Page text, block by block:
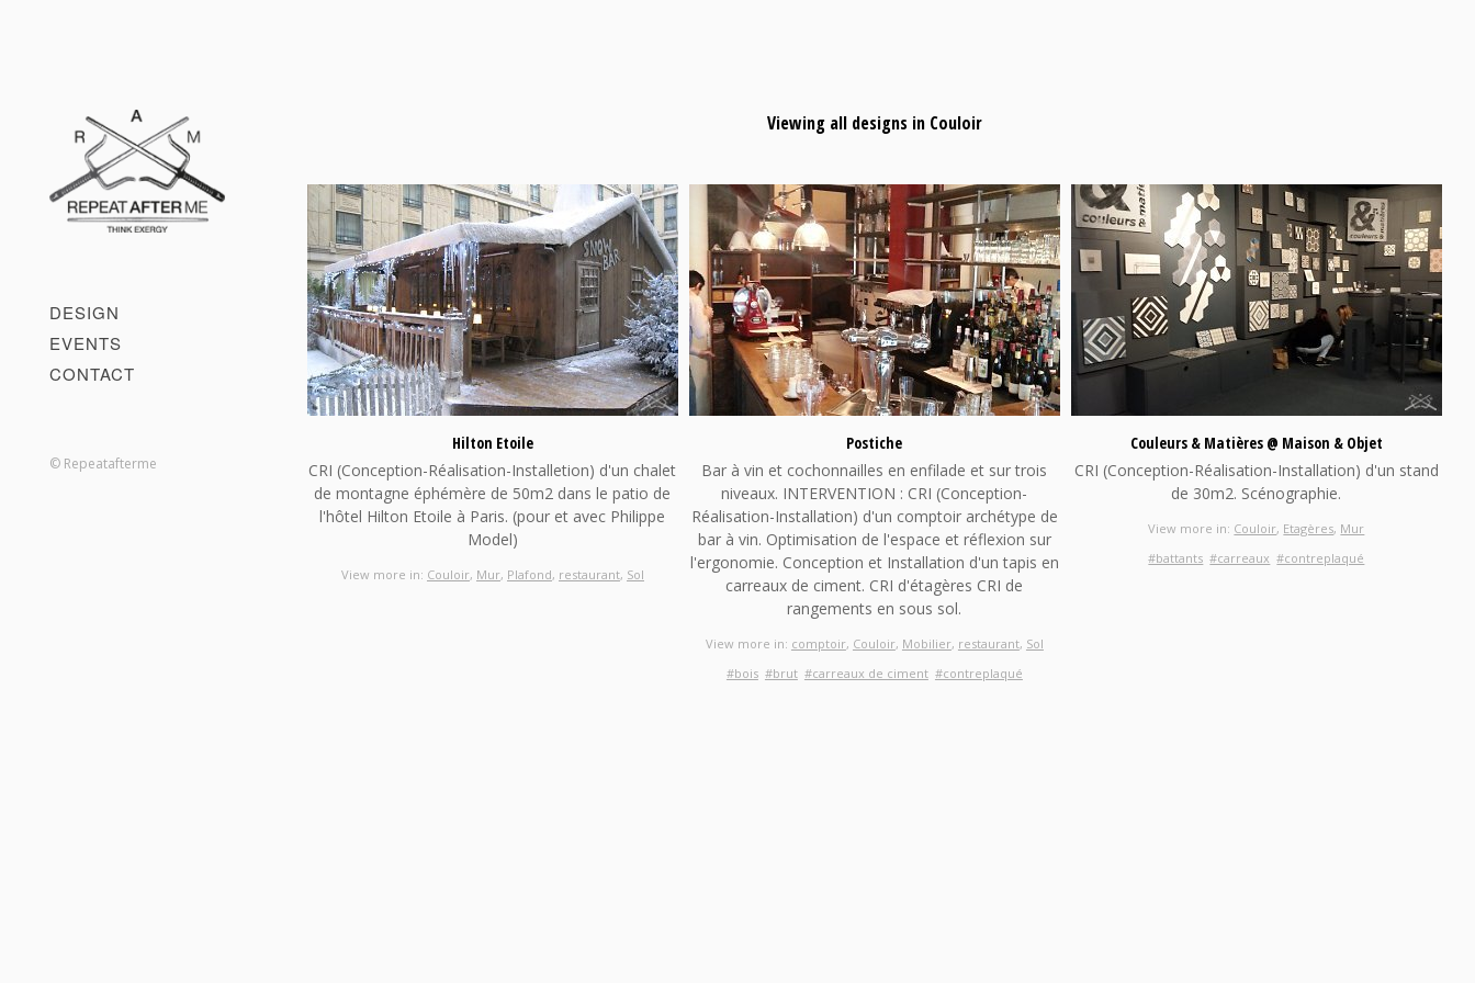
DESIGN
EVENTS
CONTACT
© Repeatafterme
Viewing all designs in Couloir
Hilton Etoile
CRI (Conception-Réalisation-Installetion) d'un chalet
de montagne éphémère de 50m2 dans le patio de
l'hôtel Hilton Etoile à Paris. (pour et avec Philippe
Model)
View more in: Couloir, Mur, Plafond, restaurant, Sol
Postiche
Bar à vin et cochonnailles en enfilade et sur trois
niveaux. INTERVENTION : CRI (Conception-
Réalisation-Installation) d'un comptoir archétype de
bar à vin. Optimisation de l'espace et réflexion sur
l'ergonomie. Conception et Installation d'un tapis en
carreaux de ciment. CRI d'étagères CRI de
rangements en sous sol.
View more in: comptoir, Couloir, Mobilier, restaurant, Sol
#bois #brut #carreaux de ciment #contreplaqué
Couleurs & Matières @ Maison & Objet
CRI (Conception-Réalisation-Installation) d'un stand
de 30m2. Scénographie.
View more in: Couloir, Etagères, Mur
#battants #carreaux #contreplaqué